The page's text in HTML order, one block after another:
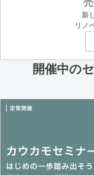
新
リノ
開催中の